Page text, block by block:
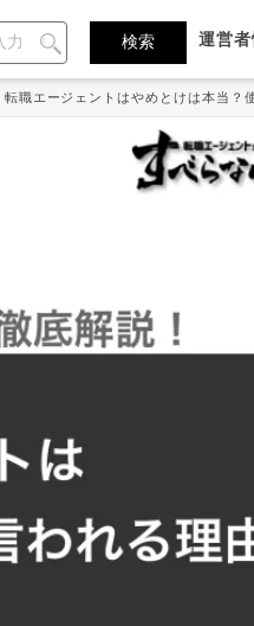
運営者
転職エージェントはやめとけは本当？